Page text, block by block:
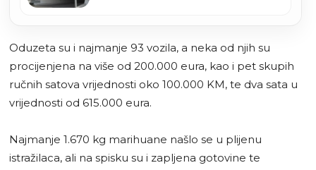
Oduzeta su i najmanje 93 vozila, a neka od njih su
procijenjena na više od 200.000 eura, kao i pet skupih
ručnih satova vrijednosti oko 100.000 KM, te dva sata u
vrijednosti od 615.000 eura.
Najmanje 1.670 kg marihuane našlo se u plijenu
istražilaca, ali na spisku su i zapljena gotovine te